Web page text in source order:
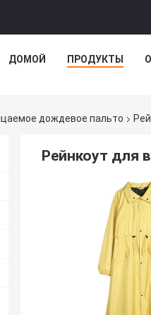
ДОМОЙ ПРОДУКТЫ
дождевое пальто
Рейнкоут для